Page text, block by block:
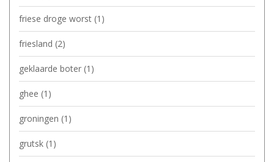
friese droge worst (1)
friesland (2)
geklaarde boter (1)
ghee (1)
groningen (1)
grutsk (1)